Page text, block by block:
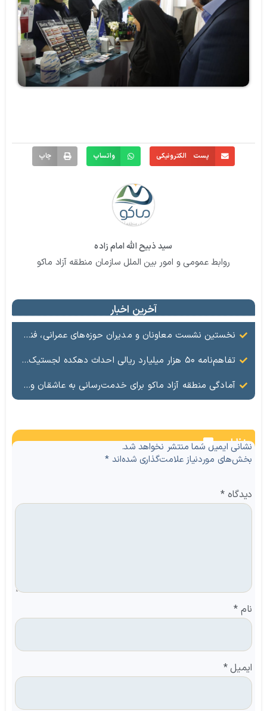
پست الکترونیکی واتساپ چاپ
سید ذبیح الله امام زاده
روابط عمومی و امور بین الملل سازمان منطقه آزاد ماکو
آخرین اخبار
نخستین نشست معاونان و مدیران حوزه‌های عمرانی، فنی، شهرسازی، محیط‌زیست، خدمات شهری و لجستیک ۱۸ منطقه آزاد در سال ۱۴۰۵ برگزار شد
تفاهم‌نامه ۵۰ هزار میلیارد ریالی احداث دهکده لجستیک ماکو امضا شد
آمادگی منطقه آزاد ماکو برای خدمت‌رسانی به عاشقان ولایت در آیین وداع و تشییع قائد امت
نظرات
نشانی ایمیل شما منتشر نخواهد شد.
بخش‌های موردنیاز علامت‌گذاری شده‌اند*
دیدگاه*
نام *
ایمیل*